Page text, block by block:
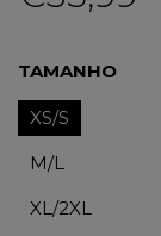
TAMANHO
XS/S
M/L
XL/2XL